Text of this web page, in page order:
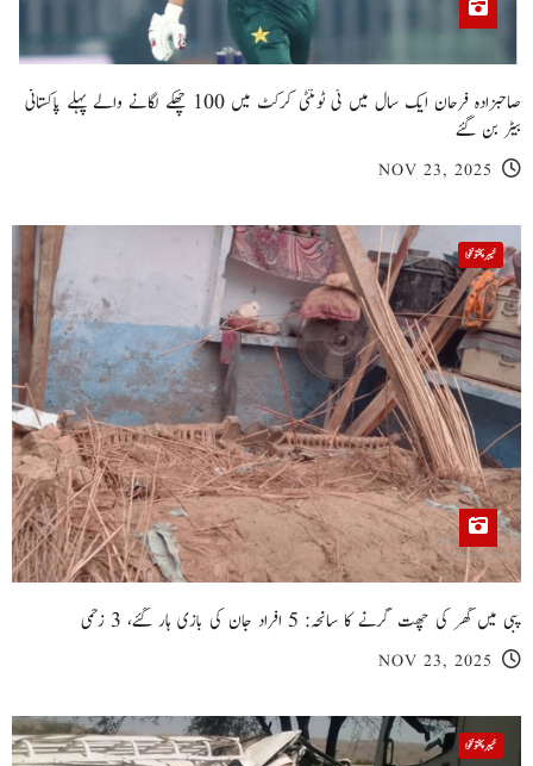
صاحبزادہ فرحان ایک سال میں ٹی ٹوئنٹی کرکٹ میں 100 چھکے لگانے والے پہلے پاکستانی
بیٹر بن گئے
NOV 23, 2025
خیبر پختونخوا
پبی میں گھر کی چھت گرنے کا سانحہ: 5 افراد جان کی بازی ہار گئے، 3 زخمی
NOV 23, 2025
خیبر پختونخوا